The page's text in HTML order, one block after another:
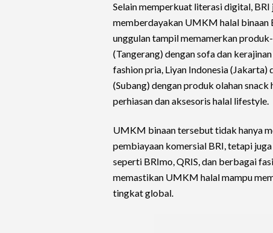
Selain memperkuat literasi digital,
memberdayakan UMKM halal binaan
unggulan tampil memamerkan
(Tangerang) dengan sofa dan
fashion pria, Liyan Indonesia (Jakarta)
(Subang) dengan produk olahan
perhiasan dan aksesoris halal lifestyle.
UMKM binaan tersebut tidak hanya
pembiayaan komersial BRI, tetapi
seperti BRImo, QRIS, dan berbagai
memastikan UMKM halal mampu
tingkat global.